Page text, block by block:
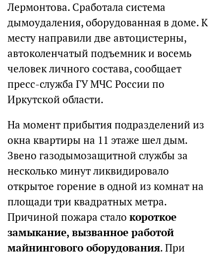
Лермонтова. Сработала система
дымоудаления, оборудованная в доме. К
месту направили две автоцистерны,
автоколенчатый подъемник и восемь
человек личного состава, сообщает
пресс-служба ГУ МЧС России по
Иркутской области.
На момент прибытия подразделений из
окна квартиры на 11 этаже шел дым.
Звено газодымозащитной службы за
несколько минут ликвидировало
открытое горение в одной из комнат на
площади три квадратных метра.
Причиной пожара стало короткое
замыкание, вызванное работой
майнингового оборудования. При